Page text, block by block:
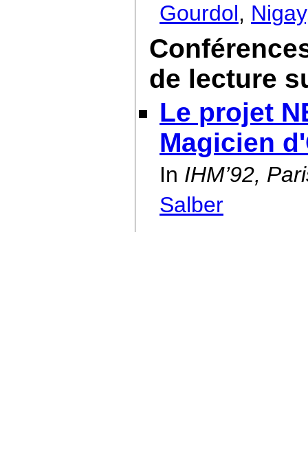
Gourdol, Nigay
de lecture
Le projet
Magicien
In IHM’92,
Salber